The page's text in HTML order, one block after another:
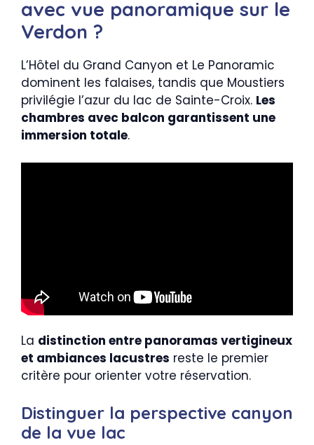
avec vue panoramique sur le
Verdon ?
L’Hôtel du Grand Canyon et Le Panoramic
dominent les falaises, tandis que Moustiers
privilégie l’azur du lac de Sainte-Croix. Les
chambres avec balcon garantissent une
immersion totale.
La distinction entre panoramas vertigineux
et ambiances lacustres reste le premier
critère pour orienter votre réservation.
Distinguer la perspective canyon
de la vue lac